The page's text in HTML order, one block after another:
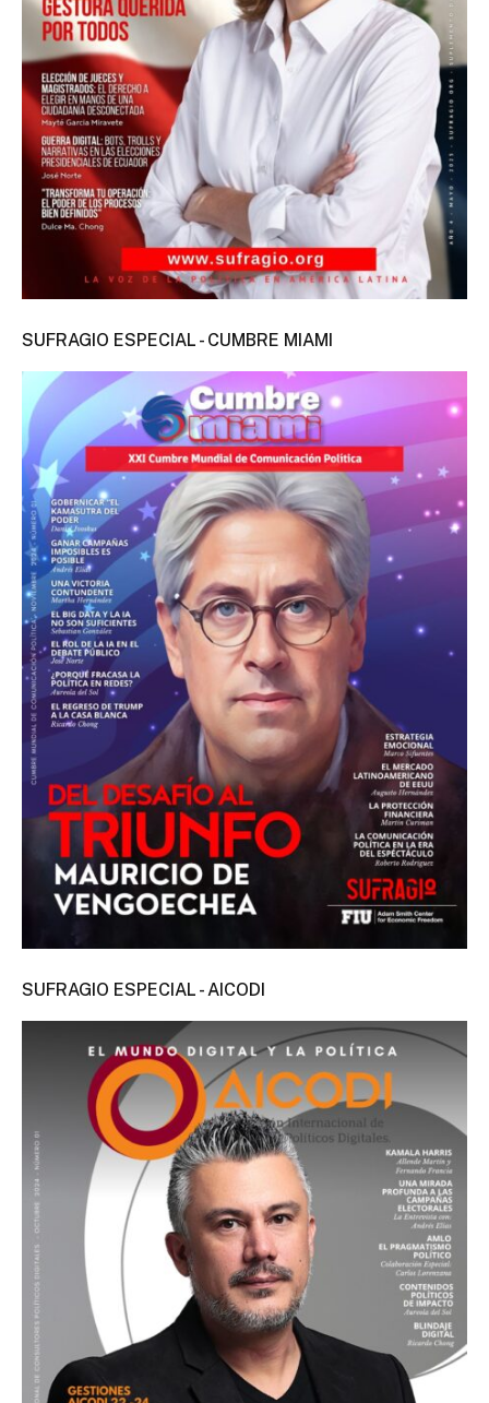
SUFRAGIO ESPECIAL - CUMBRE MIAMI
SUFRAGIO ESPECIAL - AICODI